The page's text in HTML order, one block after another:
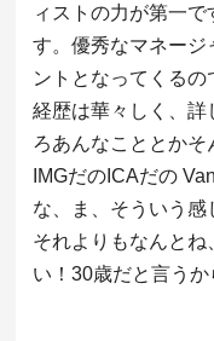
ィストの力が第一
す。優秀なマネージ
ントとなってくる
経歴は華々しく、詳
ろあんなこととかそ
IMGだのICAだの
な、ま、そういう感
それよりもなんと
い！30歳だと言うか